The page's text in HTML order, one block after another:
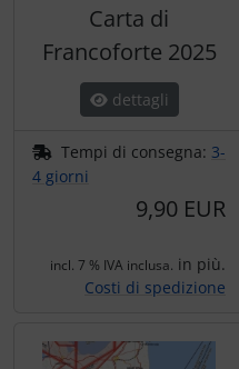
Carta di
Francoforte 2025
dettagli
Tempi di consegna: 3-
4 giorni
9,90 EUR
incl. 7 % IVA inclusa. in più.
Costi di spedizione